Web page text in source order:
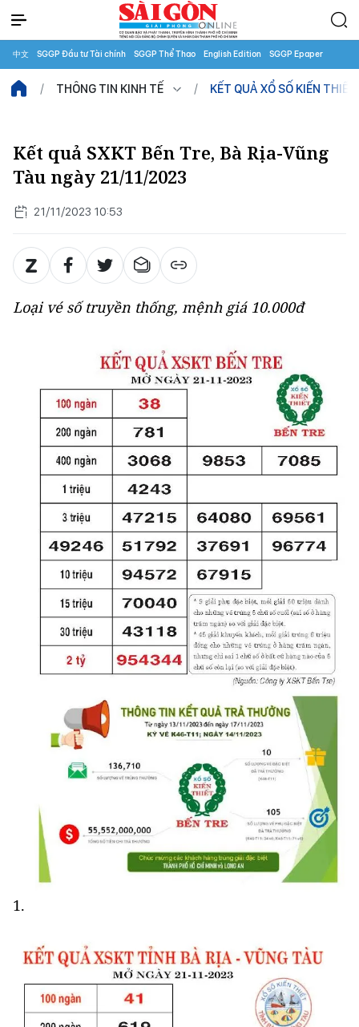
中文 SGGP Đầu tư Tài chính SGGP Thể Thao English Edition SGGP Epaper
THÔNG TIN KINH TẾ KẾT QUẢ XỔ SỐ KIẾN THIẾT
Kết quả SXKT Bến Tre, Bà Rịa-Vũng
Tàu ngày 21/11/2023
21/11/2023 10:53
Loại vé số truyền thống, mệnh giá 10.000đ